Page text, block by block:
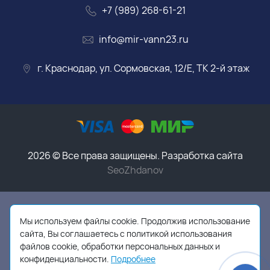
+7 (989) 268-61-21
info@mir-vann23.ru
г. Краснодар, ул. Сормовская, 12/Е, ТК 2-й этаж
2026 © Все права защищены. Разработка сайта
SeoZhdanov
Данный интернет-магазин носит исключительно
информационный характер и ни при каких условиях
информационные материалы, размеры, фото и цены
сайта не являются публичной офертой, в соответствии
с пунктом 2 статьи 437 ГК РФ
Мы используем файлы cookie. Продолжив использование
сайта, Вы соглашаетесь с политикой использования
файлов cookie, обработки персональных данных и
конфиденциальности. Подробнее